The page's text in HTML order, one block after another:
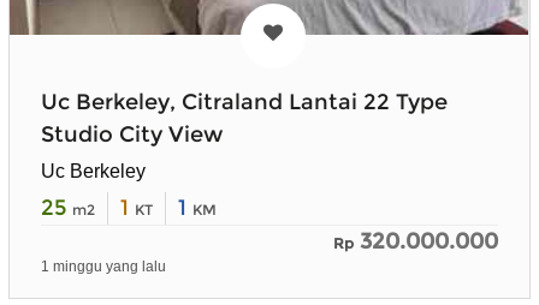
Uc Berkeley, Citraland Lantai 22 Type
Studio City View
Uc Berkeley
25 m2 1 KT 1 KM
Rp 320.000.000
1 minggu yang lalu